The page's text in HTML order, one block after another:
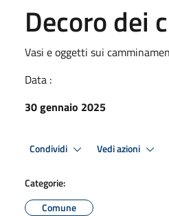
Decoro dei
Vasi e oggetti sui
Data :
30 gennaio 2025
Condividi Vedi azioni
Categorie:
Comune